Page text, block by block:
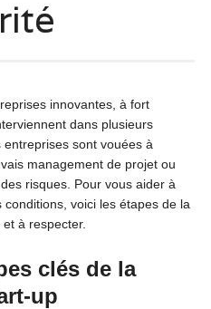
innovantes, à fort
dans plusieurs
sont vouées à
management de projet ou
risques. Pour vous aider à
voici les étapes de la
à respecter.
clés de la
up